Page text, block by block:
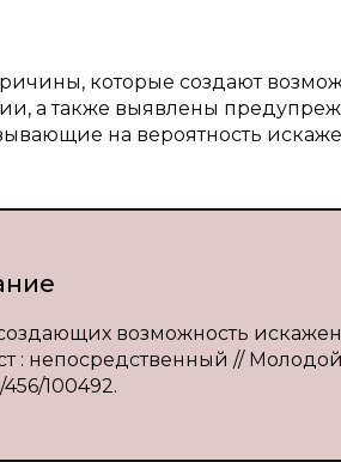
которые создают
а также выявлены
на вероятность
возможность
: непосредственный //
100492.